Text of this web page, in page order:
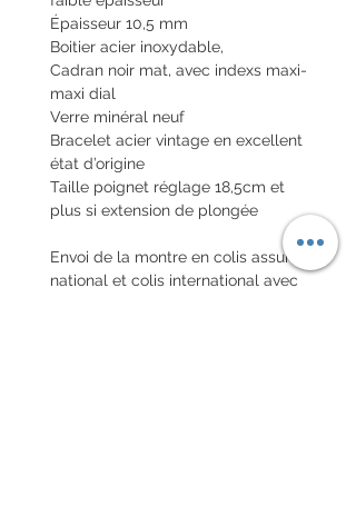
Épaisseur 10,5 mm
Boitier acier inoxydable,
Cadran noir mat, avec indexs maxi-
maxi dial
Verre minéral neuf
Bracelet acier vintage en excellent
état d’origine
Taille poignet réglage 18,5cm et
plus si extension de plongée
Envoi de la montre en colis assuré
national et colis international avec